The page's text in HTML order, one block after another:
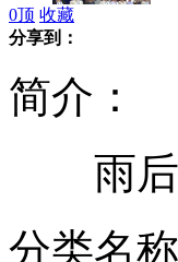
"最大牌外援"
0顶 收藏
分享到：
简介：
雨后
分类名